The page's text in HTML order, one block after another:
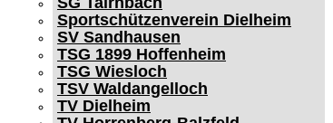
Sportschützenverein Dielheim
SV Sandhausen
TSG 1899 Hoffenheim
TSG Wiesloch
TSV Waldangelloch
TV Dielheim